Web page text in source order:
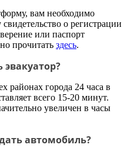
вам необходимо
о регистрации
или паспорт
прочитать здесь.
районах города 24 часа в
всего 15-20 минут.
увеличен в часы
автомобиль?